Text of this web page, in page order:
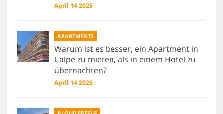
April 14 2025
APARTMENTS
Warum ist es besser, ein Apartment in
Calpe zu mieten, als in einem Hotel zu
übernachten?
April 14 2025